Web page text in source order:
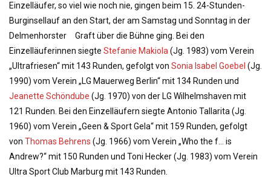
o
Einzelläufer, so viel wie noch nie, gingen beim 15. 24-Stunden-
Burginsellauf an den Start, der am Samstag und Sonntag in der
Delmenhorster Graft über die Bühne ging. Bei den
Einzelläuferinnen siegte Stefanie Makiola (Jg. 1983) vom Verein
„Ultra­friesen“ mit 143 Runden, gefolgt von Sonia Isabel Goebel (Jg.
1990) vom Verein „LG Mauerweg Berlin“ mit 134 Runden und
Jeanette Schöndube (Jg. 1970) von der LG Wilhelmshaven mit
121 Runden. Bei den Einzelläufern siegte Antonio Tallarita (Jg.
1960) vom Verein „Geen & Sport Gela“ mit 159 Runden, gefolgt
von Thomas Behrens (Jg. 1966) vom Verein „Who the f… is
Andrew?“ mit 150 Runden und Toni Hecker (Jg. 1983) vom Verein
Ultra Sport Club Marburg mit 143 Runden.